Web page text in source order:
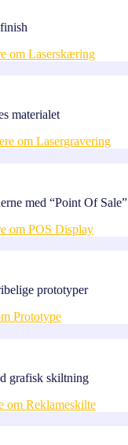
om Laserskæring
materialet
om Lasergravering
med “Point Of
om POS Display
prototyper
Prototype
grafisk skiltning
om Reklameskilte